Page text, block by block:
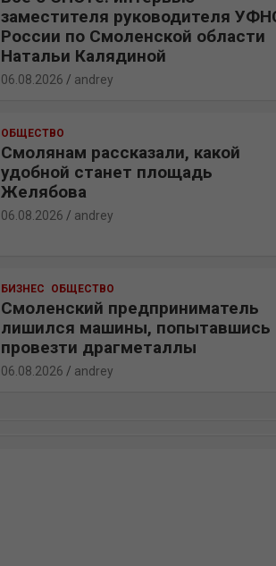
заместителя руководителя
России по Смоленской области
Натальи Калядиной
06.08.2026 andrey
ОБЩЕСТВО
Смолянам рассказали, какой
удобной станет площадь
Желябова
06.08.2026 andrey
БИЗНЕС ОБЩЕСТВО
Смоленский предприниматель
лишился машины, попытавшись
провезти драгметаллы
06.08.2026 andrey